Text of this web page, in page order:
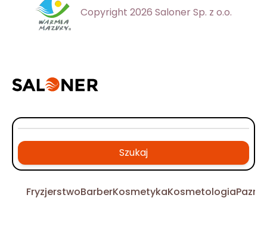
Copyright 2026 Saloner Sp. z o.o.
Szukaj
FryzjerstwoBarberKosmetykaKosmetologia